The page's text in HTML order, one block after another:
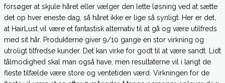
forsøger at skjule håret eller vælger den lette løsning ved at sætte
det op hver eneste dag, så håret ikke er lige så synligt. Her er det,
at HairLust vil være et fantastisk alternativ til at gå og være utilfreds
med sit hår. Produkterne giver 9/10 gange en stor virkning og
utroligt tilfredse kunder. Det kan virke for godt til at være sandt. Lidt
tålmodighed skal man også have, men resultaterne vil i langt de
fleste tilfælde være store og ventetiden værd. Virkningen for de